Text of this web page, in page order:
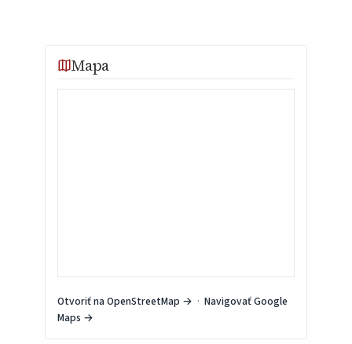
Mapa
Otvoriť na OpenStreetMap → · Navigovať Google
Maps →